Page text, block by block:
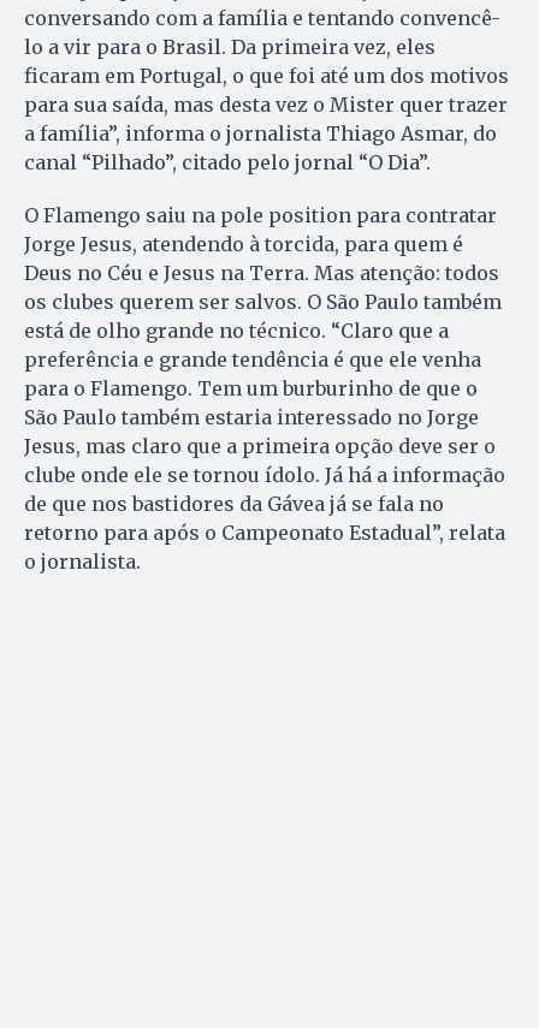
conversando com a família e tentando convencê-
lo a vir para o Brasil. Da primeira vez, eles
ficaram em Portugal, o que foi até um dos motivos
para sua saída, mas desta vez o Mister quer trazer
a família”, informa o jornalista Thiago Asmar, do
canal “Pilhado”, citado pelo jornal “O Dia”.
O Flamengo saiu na pole position para contratar
Jorge Jesus, atendendo à torcida, para quem é
Deus no Céu e Jesus na Terra. Mas atenção: todos
os clubes querem ser salvos. O São Paulo também
está de olho grande no técnico. “Claro que a
preferência e grande tendência é que ele venha
para o Flamengo. Tem um burburinho de que o
São Paulo também estaria interessado no Jorge
Jesus, mas claro que a primeira opção deve ser o
clube onde ele se tornou ídolo. Já há a informação
de que nos bastidores da Gávea já se fala no
retorno para após o Campeonato Estadual”, relata
o jornalista.